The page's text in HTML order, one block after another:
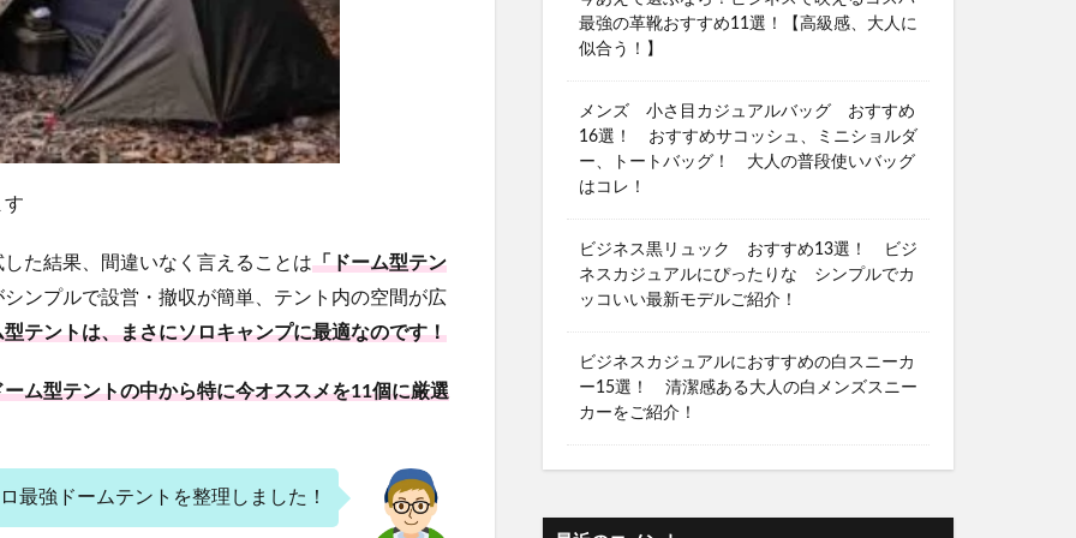
す
た結果、間違いなく言えることは「ドーム型テン
ンプルで設営・撤収が簡単、テント内の空間が広
型テントは、まさにソロキャンプに最適なのです！
ム型テントの中から特に今オススメを11個に厳選
最強ドームテントを整理しました！
最強の革靴おすすめ11選！【高級感、大人に
似合う！】
メンズ 小さ目カジュアルバッグ おすすめ
16選！ おすすめサコッシュ、ミニショルダ
ー、トートバッグ！ 大人の普段使いバッグ
はコレ！
ビジネス黒リュック おすすめ13選！ ビジ
ネスカジュアルにぴったりな シンプルでカ
ッコいい最新モデルご紹介！
ビジネスカジュアルにおすすめの白スニーカ
ー15選！ 清潔感ある大人の白メンズスニー
カーをご紹介！